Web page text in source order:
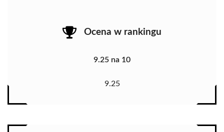
Ocena w rankingu
9.25 na 10
9.25